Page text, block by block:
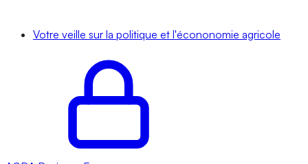
Votre veille sur la politique et l'écononomie agricole